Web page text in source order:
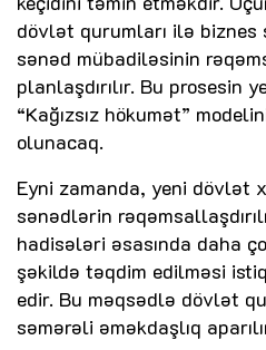
dövlət qurumları ilə biznes
sənəd mübadiləsinin
planlaşdırılır. Bu prosesin
“Kağızsız hökumət”
olunacaq.
Eyni zamanda, yeni dövlət
sənədlərin
hadisələri əsasında daha
şəkildə təqdim edilməsi
edir. Bu məqsədlə dövlət
səmərəli əməkdaşlıq